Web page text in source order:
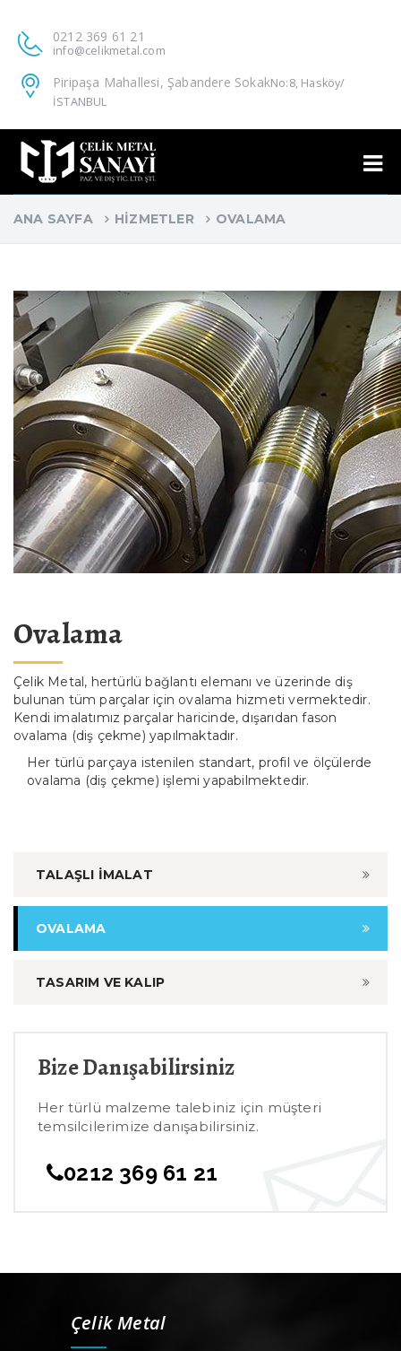
0212 369 61 21
info@celikmetal.com
Piripaşa Mahallesi, Şabandere SokakNo:8, Hasköy/
İSTANBUL
ANA SAYFA HIZMETLER OVALAMA
Ovalama
Çelik Metal, hertürlü bağlantı elemanı ve üzerinde diş
bulunan tüm parçalar için ovalama hizmeti vermektedir.
Kendi imalatımız parçalar haricinde, dışarıdan fason
ovalama (diş çekme) yapılmaktadır.
Her türlü parçaya istenilen standart, profil ve ölçülerde
ovalama (diş çekme) işlemi yapabilmektedir.
TALAŞLI İMALAT
OVALAMA
TASARIM VE KALIP
Bize Danışabilirsiniz
Her türlü malzeme talebiniz için müşteri
temsilcilerimize danışabilirsiniz.
0212 369 61 21
Çelik Metal